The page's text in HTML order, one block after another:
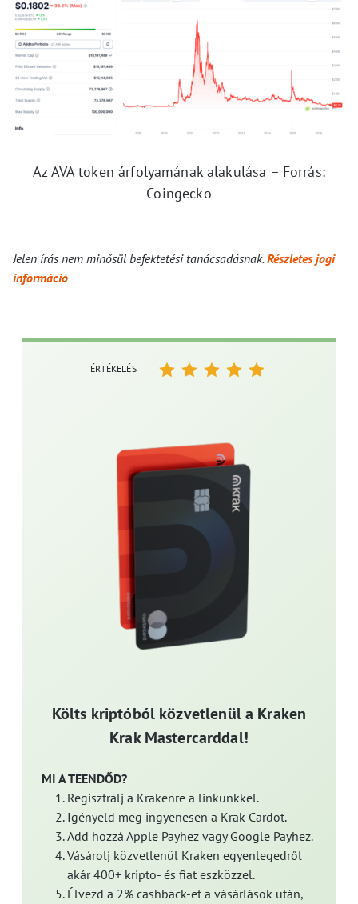
Az AVA token árfolyamának alakulása – Forrás:
Coingecko
Jelen írás nem minősül befektetési tanácsadásnak.Részletes jogi
információ
Költs kriptóból közvetlenül a Kraken
Krak Mastercarddal!
MI A TEENDŐD?
Regisztrálj a Krakenre a linkünkkel.
Igényeld meg ingyenesen a Krak Cardot.
Add hozzá Apple Payhez vagy Google Payhez.
Vásárolj közvetlenül Kraken egyenlegedről
akár 400+ kripto- és fiat eszközzel.
Élvezd a 2% cashback-et a vásárlások után,
ÉRTÉKELÉS